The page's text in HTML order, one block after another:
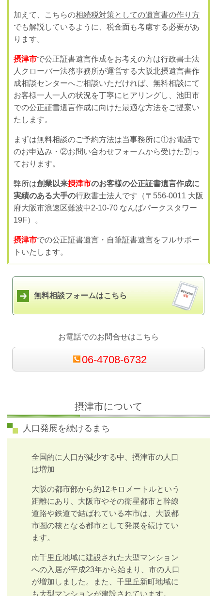
加えて、こちらの相続税対策としての遺言書の作り方
でも解説しているように、税金面も考慮する必要があ
ります。
摂津市で公正証書遺言作成をお考えの方は行政書士法
人クローバー法務事務所が運営する大阪北摂遺言書作
成相談センターへご相談いただければ、無料相談にて
お客様一人一人の状況を丁寧にヒアリングし、池田市
での公正証書遺言作成に向けた最適な方法をご提案い
たします。
まずは無料相談のご予約方法は当事務所に①お電話で
のお申込み・②お問い合わせフォームから受けた割っ
ております。
弊所は創業以来摂津市のお客様の公正証書遺言作成に
実績のある大手の行政書士法人です（〒556-0011 大阪
府大阪市浪速区難波中2-10-70 なんばパークスタワー
19F）。
摂津市での公正証書遺言・自筆証書遺言をフルサポー
トいたします。
無料相談フォームはこちら
お電話でのお問合せはこちら
06-4708-6732
摂津市について
人口発展を続けるまち
全国的に人口が減少する中、摂津市の人口
は増加
大阪の都市部から約12キロメートルという
距離にあり、大阪市やその衛星都市と幹線
道路や鉄道で結ばれている本市は、大阪都
市圏の核となる都市として発展を続けてい
ます。
南千里丘地域に建設された大型マンション
への入居が平成23年から始まり、市の人口
が増加しました。また、千里丘新町地域に
も大型マンションが建設されています。